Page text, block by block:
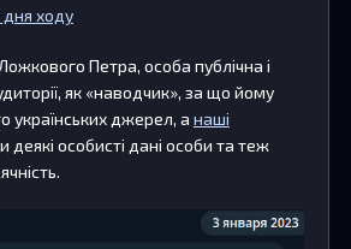
ходу
Петра, особа публічна і
як «наводчик», за що йому
українських джерел, а наші
деякі особисті дані особи та теж